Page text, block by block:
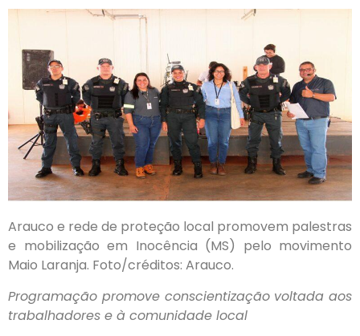
Arauco e rede de proteção local promovem palestras
e mobilização em Inocência (MS) pelo movimento
Maio Laranja. Foto/créditos: Arauco.
Programação promove conscientização voltada aos
trabalhadores e à comunidade local